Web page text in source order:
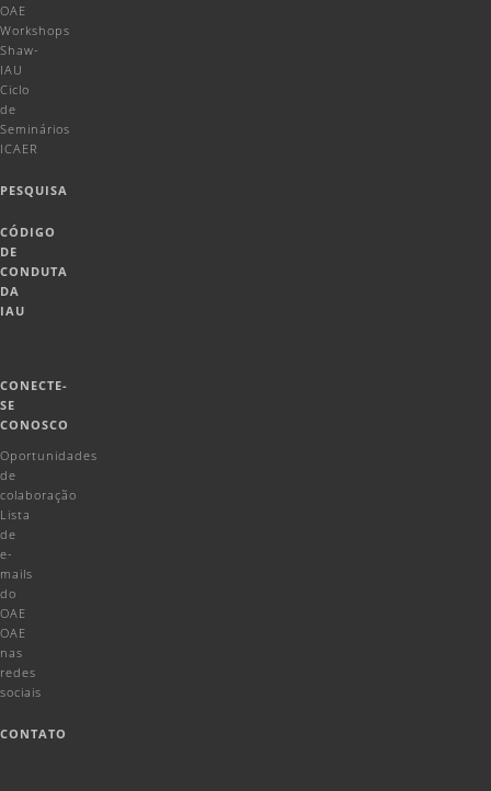
OAE
Workshops
Shaw-
IAU
Ciclo
de
Seminários
ICAER
PESQUISA
CÓDIGO
DE
CONDUTA
DA
IAU
CONECTE-
SE
CONOSCO
Oportunidades
de
colaboração
Lista
de
e-
mails
do
OAE
OAE
nas
redes
sociais
CONTATO